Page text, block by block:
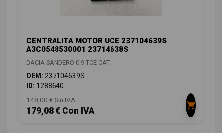
CENTRALITA MOTOR UCE 237104639S
A3C0548530001 23714638S
DACIA SANDERO 0.9 TCE CAT
OEM: 237104639S
ID: 1288640
148,00 € Sin IVA
179,08 € Con IVA